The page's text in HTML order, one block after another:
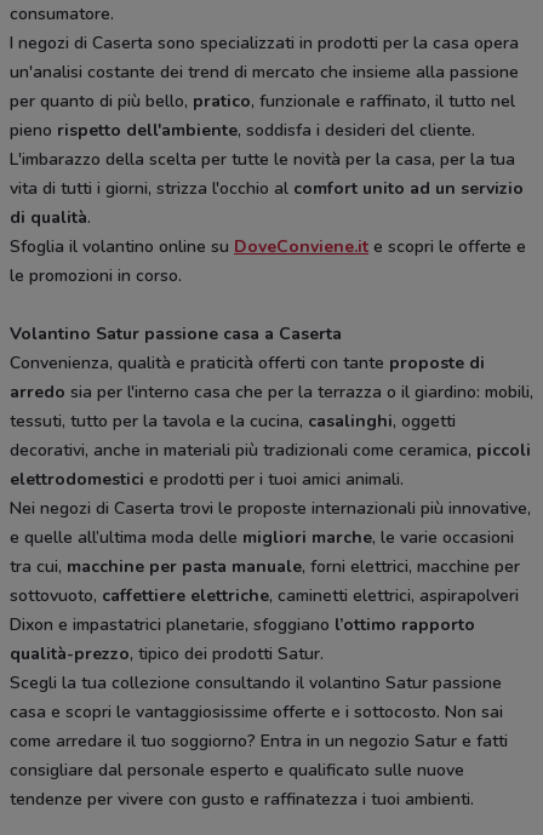
consumatore.
I negozi di Caserta sono specializzati in prodotti per la casa opera
un'analisi costante dei trend di mercato che insieme alla passione
per quanto di più bello, pratico, funzionale e raffinato, il tutto nel
pieno rispetto dell'ambiente, soddisfa i desideri del cliente.
L'imbarazzo della scelta per tutte le novità per la casa, per la tua
vita di tutti i giorni, strizza l'occhio al comfort unito ad un servizio
di qualità.
Sfoglia il volantino online su DoveConviene.it e scopri le offerte e
le promozioni in corso.
Volantino Satur passione casa a Caserta
Convenienza, qualità e praticità offerti con tante proposte di
arredo sia per l'interno casa che per la terrazza o il giardino: mobili,
tessuti, tutto per la tavola e la cucina, casalinghi, oggetti
decorativi, anche in materiali più tradizionali come ceramica, piccoli
elettrodomestici e prodotti per i tuoi amici animali.
Nei negozi di Caserta trovi le proposte internazionali più innovative,
e quelle all’ultima moda delle migliori marche, le varie occasioni
tra cui, macchine per pasta manuale, forni elettrici, macchine per
sottovuoto, caffettiere elettriche, caminetti elettrici, aspirapolveri
Dixon e impastatrici planetarie, sfoggiano l’ottimo rapporto
qualità-prezzo, tipico dei prodotti Satur.
Scegli la tua collezione consultando il volantino Satur passione
casa e scopri le vantaggiosissime offerte e i sottocosto. Non sai
come arredare il tuo soggiorno? Entra in un negozio Satur e fatti
consigliare dal personale esperto e qualificato sulle nuove
tendenze per vivere con gusto e raffinatezza i tuoi ambienti.